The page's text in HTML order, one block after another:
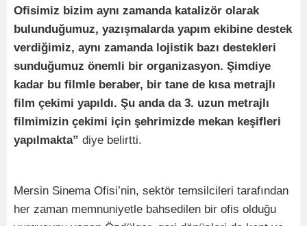
Ofisimiz bizim aynı zamanda katalizör olarak
bulunduğumuz, yazışmalarda yapım ekibine destek
verdiğimiz, aynı zamanda lojistik bazı destekleri
sunduğumuz önemli bir organizasyon. Şimdiye
kadar bu filmle beraber, bir tane de kısa metrajlı
film çekimi yapıldı. Şu anda da 3. uzun metrajlı
filmimizin çekimi için şehrimizde mekan keşifleri
yapılmakta” diye belirtti.
Mersin Sinema Ofisi’nin, sektör temsilcileri tarafından
her zaman memnuniyetle bahsedilen bir ofis olduğu